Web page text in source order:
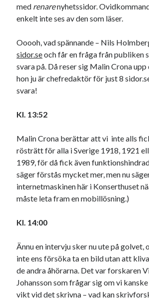
med renarenyhetssidor.
enkelt inte ses av den som läser.
Ooooh, vad spännande – Nils
sidor.seoch får en fråga från publiken
svara på. Då reser sig Malin Crona
hon ju är chefredaktör för just 8
svara!
Kl. 13:52
Malin Crona berättar att vi inte alls
rösträtt för alla i Sverige 1918, 1921
1989, för då fick även
säger förstås mycket mer, men nu
internetmaskinen här i Konserthuset
måste leta fram en mobillösning.)
Kl. 14:00
Ännu en intervju sker nu ute på golvet,
inte ens försöka ta en bild utan att
de andra åhörarna. Det var forskaren
Johansson som frågar sig om vi
vikt vid det skrivna – vad kan